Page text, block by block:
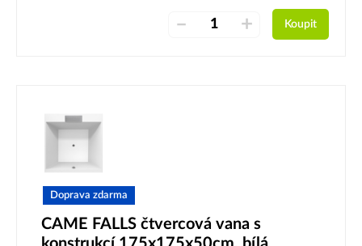
– + Koupit
Doprava zdarma
CAME FALLS čtvercová vana s